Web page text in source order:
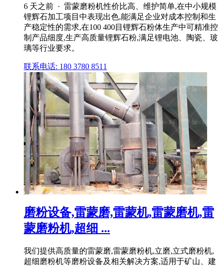
6 天之前 · 雷蒙磨粉机性价比高、维护简单,在中小规模
锂辉石加工项目中表现出色,能满足企业对成本控制和生
产稳定性的需求,在100 400目锂辉石粉体生产中可精准控
制产品细度,生产高质量锂辉石粉,满足锂电池、陶瓷、玻
璃等行业要求。
联系电话: 180 3780 8511
磨粉设备,雷蒙磨,雷蒙机,雷蒙磨机,雷
蒙磨粉机,超细 ...
我们提供高质量的雷蒙磨,雷蒙磨粉机,立磨,立式磨粉机,
超细磨粉机等磨粉设备及相关解决方案,适用于矿山、建